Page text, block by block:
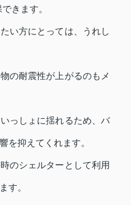
きます。
い方にとっては、うれし
の耐震性が上がるのもメ
っしょに揺れるため、バ
を抑えてくれます。
のシェルターとして利用
す。